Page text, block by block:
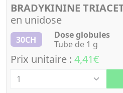
BRADYKININE
en unidose
30CH
Dose globules
Tube de 1 g
Prix unitaire : 4,41€